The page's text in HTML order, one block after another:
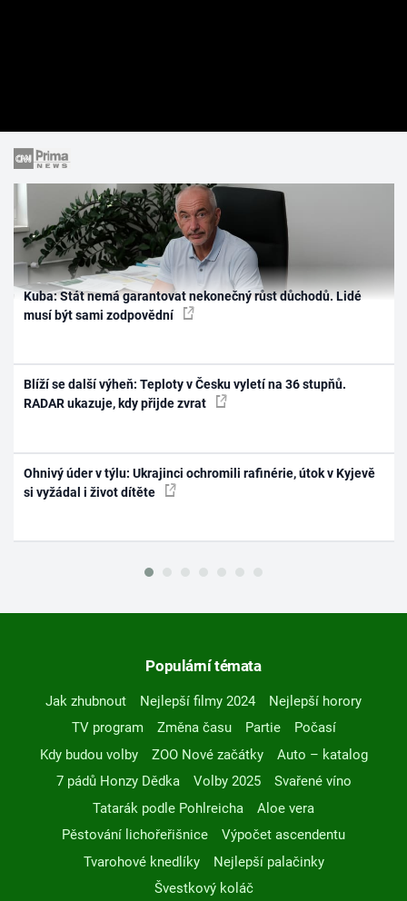
Kuba: Stát nemá garantovat nekonečný růst důchodů. Lidé
musí být sami zodpovědní
Blíží se další výheň: Teploty v Česku vyletí na 36 stupňů.
RADAR ukazuje, kdy přijde zvrat
Ohnivý úder v týlu: Ukrajinci ochromili rafinérie, útok v Kyjevě
si vyžádal i život dítěte
Populární témata
Jak zhubnout Nejlepší filmy 2024
Nejlepší horory
TV program
Změna času Partie
Počasí
Kdy budou volby
ZOO Nové začátky
Auto – katalog
7 pádů Honzy Dědka
Volby 2025
Svařené víno
Tatarák podle Pohlreicha
Aloe vera
Pěstování lichořeřišnice
Výpočet ascendentu
Tvarohové knedlíky
Nejlepší palačinky
Švestkový koláč